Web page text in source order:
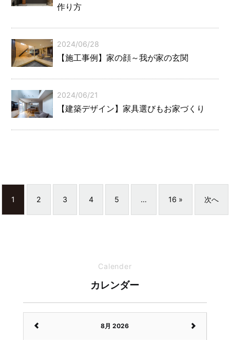
作り方
2024/06/28
【施工事例】家の顔～我が家の玄関
2024/06/21
【建築デザイン】家具選びもお家づくり
1 2 3 4 5 … 16 » 次へ
Calender
カレンダー
8月 2026